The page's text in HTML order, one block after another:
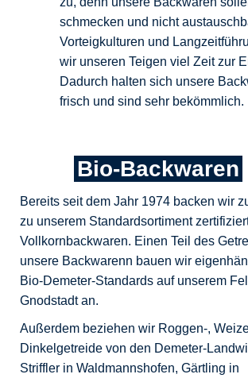
schmecken und nicht
Vorteigkulturen und
wir unseren Teigen viel Zeit zur
Dadurch halten sich unsere
frisch und sind sehr bekömmlich.
Bio-Backwaren
Bereits seit dem Jahr 1974 backen wir
zu unserem Standardsortiment
Vollkornbackwaren. Einen Teil des
unsere Backwarenn bauen wir
Bio-Demeter-Standards auf unserem
Gnodstadt an.
Außerdem beziehen wir Roggen-,
Dinkelgetreide von den Demeter-
Striffler in Waldmannshofen, Gärtling in